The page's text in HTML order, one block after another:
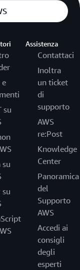
e
su
su
su
Assistenza
Contattaci
Inoltra
un ticket
di
supporto
AWS
re:Post
Knowledge
Center
Panoramica
del
Supporto
AWS
Accedi ai
consigli
degli
esperti